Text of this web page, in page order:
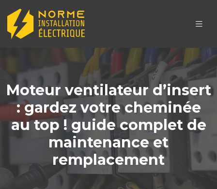
Moteur ventilateur d’insert
: gardez votre cheminée
au top ! guide complet de
maintenance et
remplacement